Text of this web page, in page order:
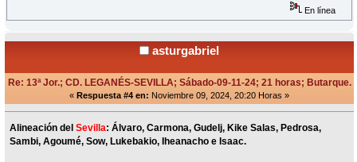
En línea
asturgabriel
Re: 13ª Jor.; CD. LEGANÉS-SEVILLA; Sábado-09-11-24; 21 horas; Butarque.
« Respuesta #4 en: Noviembre 09, 2024, 20:20 Horas »
Alineación delSevilla: Álvaro, Carmona, Gudelj, Kike Salas, Pedrosa,
Sambi, Agoumé, Sow, Lukebakio, Iheanacho e Isaac.